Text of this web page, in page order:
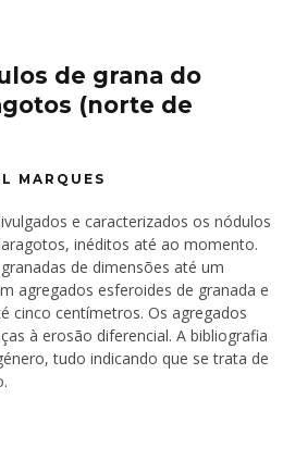
de grana do
(norte de
MARQUES
e caracterizados os nódulos
inéditos até ao momento.
de dimensões até um
agregados esferoides de granada e
cinco centímetros. Os agregados
à erosão diferencial. A bibliografia
tudo indicando que se trata de